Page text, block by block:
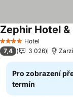
4 Počet hvězdiček
Hotel
Zephir Hotel &
7,4 3 026
Pro zobrazení
termín